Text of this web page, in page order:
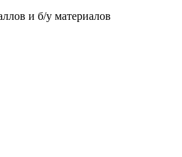
и б/у материалов